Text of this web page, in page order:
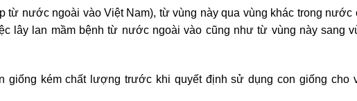
từ nước ngoài vào Việt Nam), từ vùng này qua vùng khác trong nước
lây lan mầm bệnh từ nước ngoài vào cũng như từ vùng này sang
giống kém chất lượng trước khi quyết định sử dụng con giống cho